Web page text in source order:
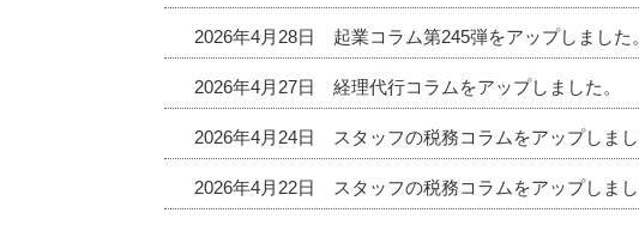
2026年4月28日 起業コラム第245弾をアップしました。
2026年4月27日 経理代行コラムをアップしました。
2026年4月24日 スタッフの税務コラムをアップしまし
2026年4月22日 スタッフの税務コラムをアップしまし